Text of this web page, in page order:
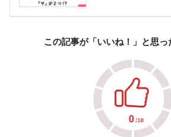
この記事が「いいね！」と思っ